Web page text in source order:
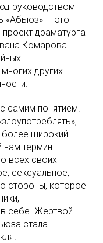
руководством
«Абьюз» — это
драматурга
Комарова
других
самим понятием.
более широкий
нам термин
всех своих
сексуальное,
стороны, которое
себе. Жертвой
стала